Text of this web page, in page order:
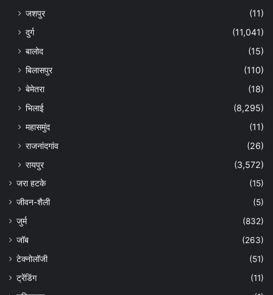
जशपुर
(11)
दुर्ग
(11,041)
बालोद
(15)
बिलासपुर
(110)
बेमेतरा
(18)
भिलाई
(8,295)
महासमुंद
(11)
राजनांदगांव
(26)
रायपुर
(3,572)
जरा हटके
(15)
जीवन-शैली
(5)
जुर्म
(832)
जॉब
(263)
टेक्नोलॉजी
(51)
ट्रेंडिंग
(11)